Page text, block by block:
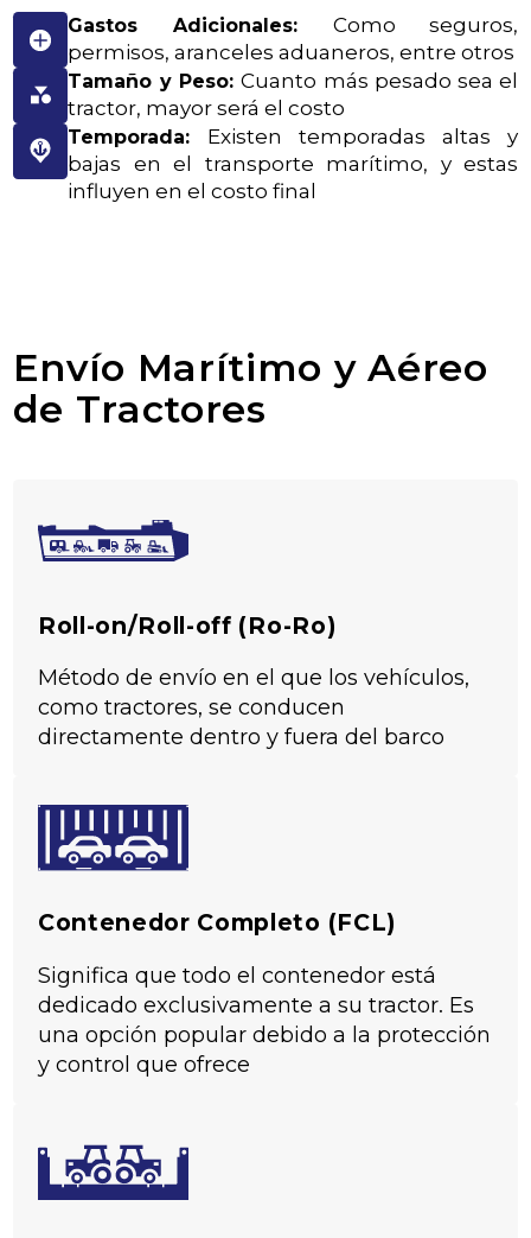
Gastos Adicionales: Como seguros,
permisos, aranceles aduaneros, entre otros
Tamaño y Peso:Cuanto más pesado sea el
tractor, mayor será el costo
Temporada: Existen temporadas altas y
bajas en el transporte marítimo, y estas
influyen en el costo final
Envío Marítimo y Aéreo
de Tractores
Roll-on/Roll-off (Ro-Ro)
Método de envío en el que los vehículos,
como tractores, se conducen
directamente dentro y fuera del barco
Contenedor Completo (FCL)
Significa que todo el contenedor está
dedicado exclusivamente a su tractor. Es
una opción popular debido a la protección
y control que ofrece
Based on 35 reviews